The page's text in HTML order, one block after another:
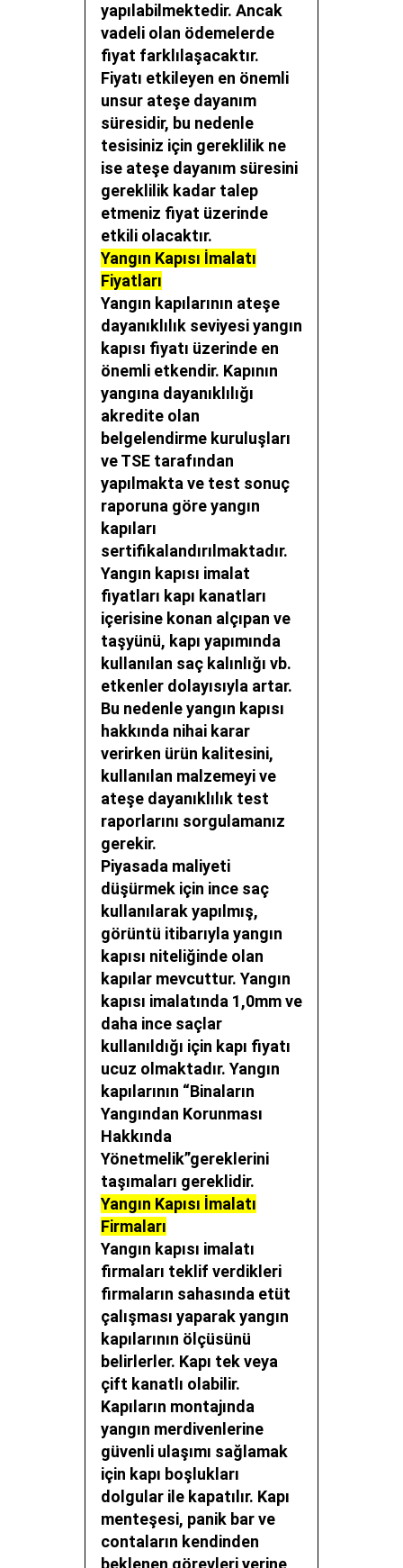
yapılabilmektedir. Ancak
vadeli olan ödemelerde
fiyat farklılaşacaktır.
Fiyatı etkileyen en önemli
unsur ateşe dayanım
süresidir, bu nedenle
tesisiniz için gereklilik ne
ise ateşe dayanım süresini
gereklilik kadar talep
etmeniz fiyat üzerinde
etkili olacaktır.
Yangın Kapısı İmalatı
Fiyatları
Yangın kapılarının ateşe
dayanıklılık seviyesiyangın
kapısı fiyatı üzerinde en
önemli etkendir. Kapının
yangına dayanıklılığı
akredite olan
belgelendirme kuruluşları
ve TSE tarafından
yapılmakta ve test sonuç
raporuna göre yangın
kapıları
sertifikalandırılmaktadır.
Yangın kapısı imalat
fiyatları kapı kanatları
içerisine konan alçıpan ve
taşyünü, kapı yapımında
kullanılan saç kalınlığı vb.
etkenler dolayısıyla artar.
Bu nedenle yangın kapısı
hakkında nihai karar
verirken ürün kalitesini,
kullanılan malzemeyi ve
ateşe dayanıklılık test
raporlarını sorgulamanız
gerekir.
Piyasada maliyeti
düşürmek için ince saç
kullanılarak yapılmış,
görüntü itibarıyla yangın
kapısı niteliğinde olan
kapılar mevcuttur. Yangın
kapısı imalatında 1,0mm ve
daha ince saçlar
kullanıldığı için kapı fiyatı
ucuz olmaktadır. Yangın
kapılarının “Binaların
Yangından Korunması
Hakkında
Yönetmelik”gereklerini
taşımaları gereklidir.
Yangın Kapısı İmalatı
Firmaları
Yangın kapısı imalatı
firmaları teklif verdikleri
firmaların sahasında etüt
çalışması yaparak yangın
kapılarının ölçüsünü
belirlerler. Kapı tek veya
çift kanatlı olabilir.
Kapıların montajında
yangın merdivenlerine
güvenli ulaşımı sağlamak
için kapı boşlukları
dolgular ile kapatılır. Kapı
menteşesi, panik bar ve
contaların kendinden
beklenen görevleri yerine